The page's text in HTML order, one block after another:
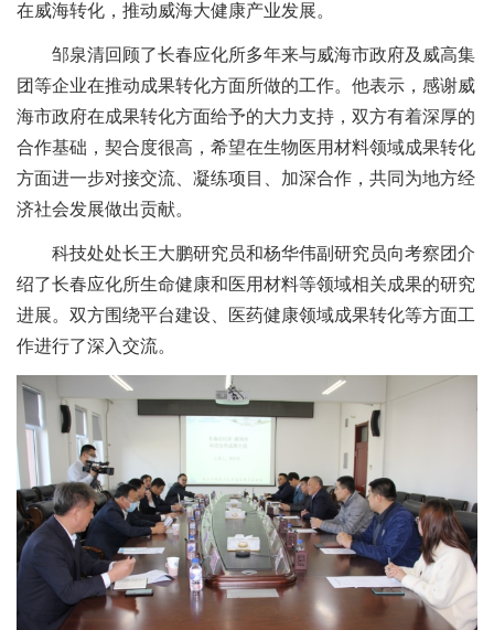
在威海转化，推动威海大健康产业发展。
邹泉清回顾了长春应化所多年来与威海市政府及威高集
团等企业在推动成果转化方面所做的工作。他表示，感谢威
海市政府在成果转化方面给予的大力支持，双方有着深厚的
合作基础，契合度很高，希望在生物医用材料领域成果转化
方面进一步对接交流、凝练项目、加深合作，共同为地方经
济社会发展做出贡献。
科技处处长王大鹏研究员和杨华伟副研究员向考察团介
绍了长春应化所生命健康和医用材料等领域相关成果的研究
进展。双方围绕平台建设、医药健康领域成果转化等方面工
作进行了深入交流。